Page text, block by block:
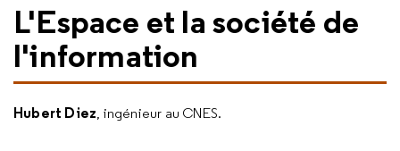
L'Espace et la société de
l'information
Hubert Diez, ingénieur au CNES.